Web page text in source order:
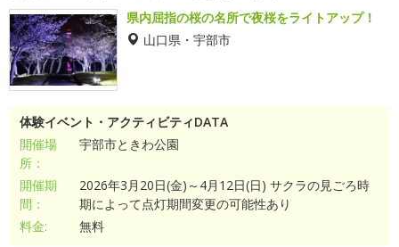
県内屈指の桜の名所で夜桜をライトアップ！
山口県・宇部市
体験イベント・アクティビティDATA
開催場
所：
宇部市ときわ公園
開催期
間：
2026年3月20日(金)～4月12日(日) サクラの見ごろ時
期によって点灯期間変更の可能性あり
料金:
無料